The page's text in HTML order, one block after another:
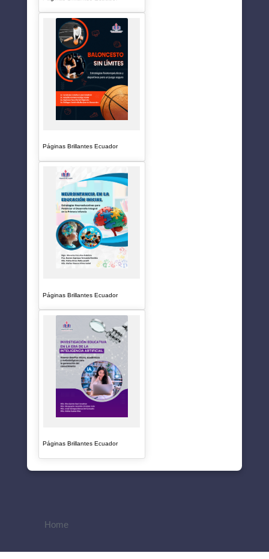
Páginas Brillantes Ecuador
Páginas Brillantes Ecuador
Páginas Brillantes Ecuador
Home